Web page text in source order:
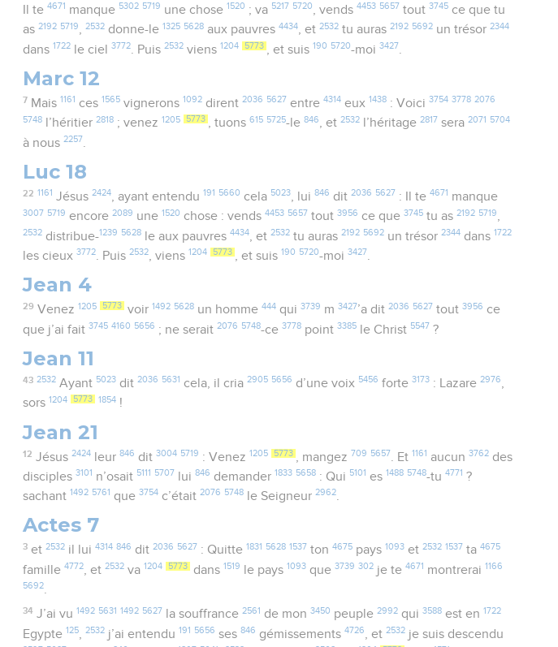
Il te4671 manque 5302 5719 une chose 1520 ; va 5217 5720, vends4453 5657 tout3745 ce que tu
as2192 5719,2532 donne-le1325 5628 aux pauvres4434, et2532 tu auras2192 5692 un trésor2344
dans 1722 le ciel3772 . Puis2532 viens 1204 5773 , et suis 190 5720-moi3427
Marc 12
7 Mais 1161 ces 1565vignerons 1092dirent 2036 5627 entre 4314eux 1438: Voici 3754 3778 2076
5748 l’héritier2818 ; venez1205 5773 , tuons615 5725-le846, et2532 l’héritage2817 sera2071 5704
à nous2257
Luc 18
22 1161 Jésus 2424, ayant entendu 191 5660 cela 5023, lui 846 dit 2036 5627 : Il te 4671 manque
3007 5719 encore2089 une1520 chose : vends4453 5657 tout3956 ce que3745 tu as2192 5719,
2532 distribue-1239 5628 le aux pauvres4434 , et2532 tu auras2192 5692 un trésor2344 dans 1722
les cieux3772 . Puis2532 , viens 1204 5773 , et suis 190 5720-moi3427
Jean 4
29 Venez 1205 5773 voir 1492 5628un homme 444qui 3739 m 3427’a dit 2036 5627 tout 3956 ce
que j’ai fait3745 4160 5656 ; ne serait2076 5748-ce3778 point3385 le Christ 5547 ?
Jean 11
43 2532Ayant 5023dit 2036 5631 cela, il cria 2905 5656 d’une voix 5456 forte 3173: Lazare 2976
sors1204 5773 1854 !
Jean 21
12 Jésus 2424leur 846 dit 3004 5719 : Venez 1205 5773 , mangez 709 5657 . Et 1161 aucun 3762des
disciples3101 n’osait 5111 5707 lui846 demander 1833 5658 : Qui 5101 es 1488 5748-tu4771 ?
sachant 1492 5761 que3754 c’était2076 5748 le Seigneur2962.
Actes 7
3 et 2532il lui 4314 846 dit 2036 5627 : Quitte 1831 5628 1537 ton 4675pays 1093et 2532 1537 ta 4675
famille4772 , et2532 va 1204 5773 dans 1519 le pays 1093 que3739 302 je te4671 montrerai 1166
5692.
34 J’ai vu 1492 5631 1492 5627 la souffrance 2561 de mon 3450 peuple 2992qui 3588est en 1722
Egypte 125 ,2532 j’ai entendu 191 5656 ses846 gémissements4726 , et2532 je suis descendu